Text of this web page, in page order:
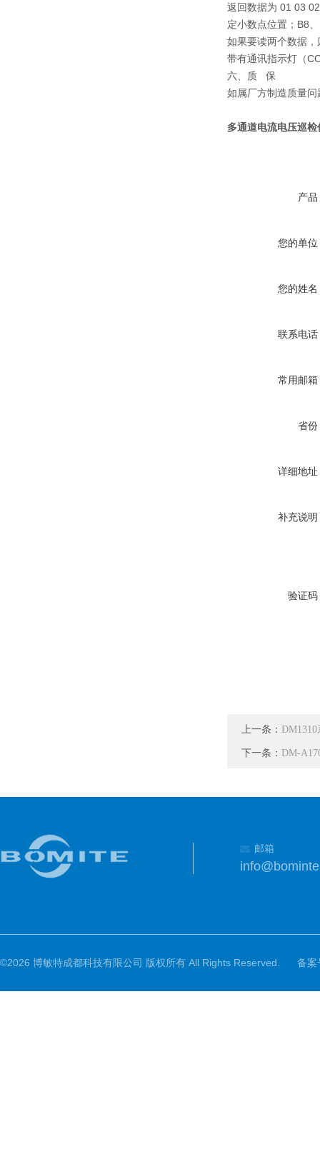
返回数据为 01 03
定小数点位置；B8
如果要读两个数据
带有通讯指示灯（
六、质 保
如属厂方制造质量
多通道电流电压巡检
产品
您的单位
您的姓名
联系电话
常用邮箱
省份
详细地址
补充说明
验证码
上一条：
下一条： DM-
邮箱
©2026 博敏特成都科技有限公司 版权所有 All Rights Reserved. 备案